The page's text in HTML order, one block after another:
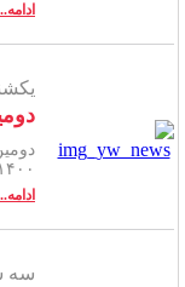
ادامه...
یکشنبه ۱۸
۱۴۰۰ برگزار خواهد شد.
ادامه...
سه شنبه ۱